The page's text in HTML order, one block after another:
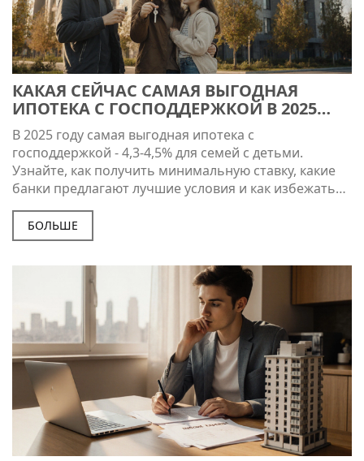
КАКАЯ СЕЙЧАС САМАЯ ВЫГОДНАЯ
ИПОТЕКА С ГОСПОДДЕРЖКОЙ В 2025
ГОДУ
В 2025 году самая выгодная ипотека с
господдержкой - 4,3-4,5% для семей с детьми.
Узнайте, как получить минимальную ставку, какие
банки предлагают лучшие условия и как избежать
ошибок при оформлении.
БОЛЬШЕ